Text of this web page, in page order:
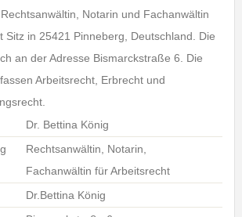
Notarin und Fachanwältin
Sitz in 25421 Pinneberg, Deutschland. Die
an der Adresse Bismarckstraße 6. Die
Arbeitsrecht, Erbrecht und
Dr. Bettina König
Rechtsanwältin, Notarin,
Fachanwältin für Arbeitsrecht
Dr.Bettina König